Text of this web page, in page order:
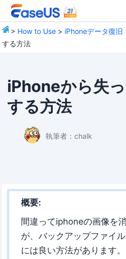
> How to Use > iPhoneデータ復旧
する方法
iPhoneから失
する方法
執筆者： chalk
概要:
間違ってiphoneの画像を
が、バックアップファイ
には良い方法があります